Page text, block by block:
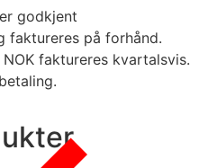
godkjent
faktureres på forhånd.
faktureres kvartalsvis.